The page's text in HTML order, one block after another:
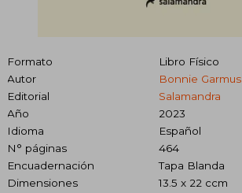
Formato
Libro Físico
Autor
Bonnie Garmus
Editorial
Salamandra
Año
2023
Idioma
Español
N° páginas
464
Encuadernación
Tapa Blanda
Dimensiones
13.5 x 22 ccm